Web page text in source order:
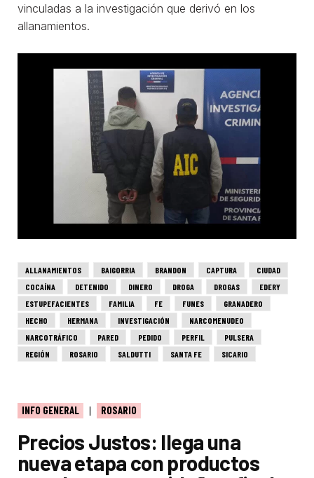
vinculadas a la investigación que derivó en los
allanamientos.
ALLANAMIENTOS BAIGORRIA BRANDON CAPTURA
CIUDAD
COCAÍNA
DETENIDO DINERO DROGA DROGAS
EDERY
ESTUPEFACIENTES
FAMILIA FE FUNES
GRANADERO
HECHO
HERMANA INVESTIGACIÓN
NARCOMENUDEO
NARCOTRÁFICO
PARED PEDIDO PERFIL
PULSERA
REGIÓN
ROSARIO SALDUTTI SANTA FE SICARIO